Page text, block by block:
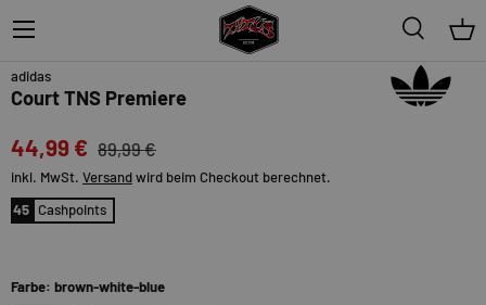
Suche
Menü
50%
adidas
Court TNS Premiere
44,99 € 89,99 €
inkl. MwSt. Versandwird beim Checkout berechnet.
45 Cashpoints
Farbe: brown-white-blue